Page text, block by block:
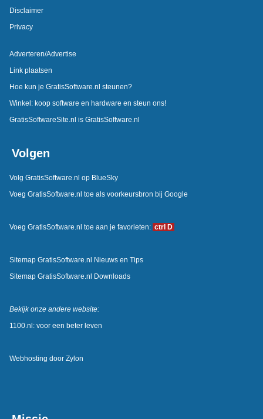
Disclaimer
Privacy
Adverteren/Advertise
Link plaatsen
Hoe kun je GratisSoftware.nl steunen?
Winkel: koop software en hardware en steun ons!
GratisSoftwareSite.nl is GratisSoftware.nl
Volgen
Volg GratisSoftware.nl op BlueSky
Voeg GratisSoftware.nl toe als voorkeursbron bij Google
Voeg GratisSoftware.nl toe aan je favorieten: ctrl D
Sitemap GratisSoftware.nl Nieuws en Tips
Sitemap GratisSoftware.nl Downloads
Bekijk onze andere website:
1100.nl: voor een beter leven
Webhosting door Zylon